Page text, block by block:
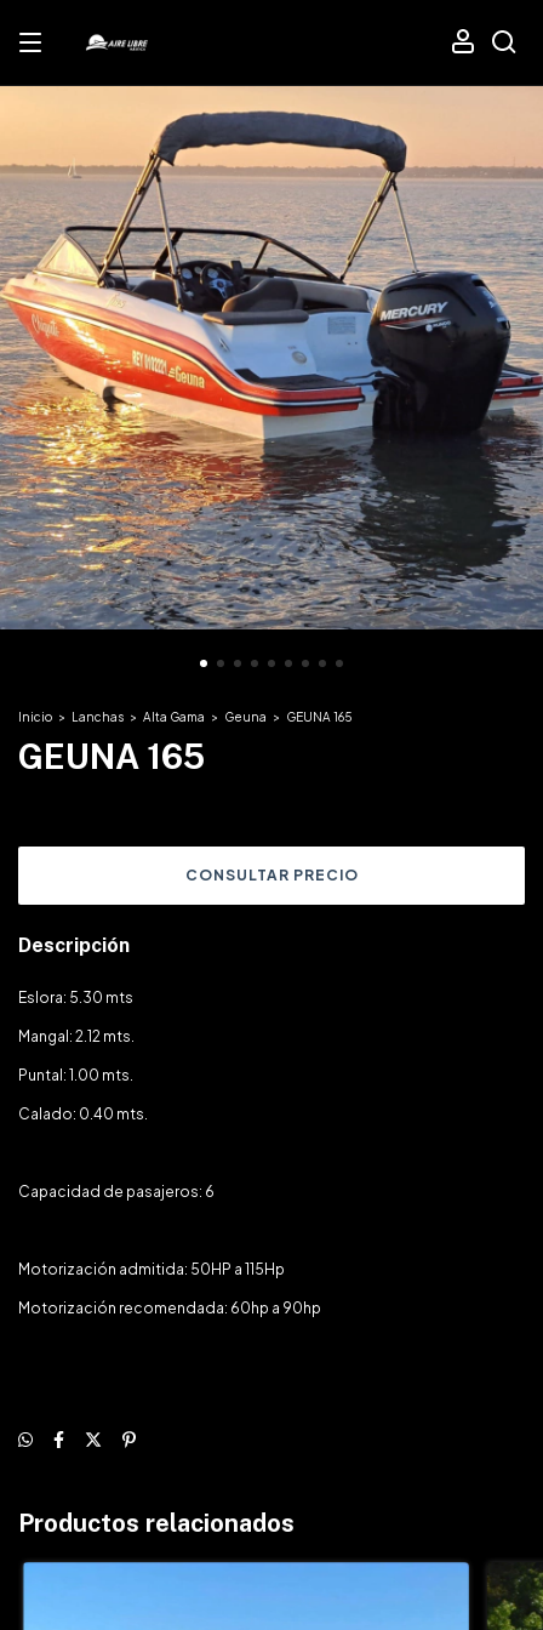
Inicio > Lanchas > Alta Gama > Geuna > GEUNA 165
GEUNA 165
Descripción
Eslora: 5.30 mts
Mangal: 2.12 mts.
Puntal: 1.00 mts.
Calado: 0.40 mts.
Capacidad de pasajeros: 6
Motorización admitida: 50HP a 115Hp
Motorización recomendada: 60hp a 90hp
Productos relacionados